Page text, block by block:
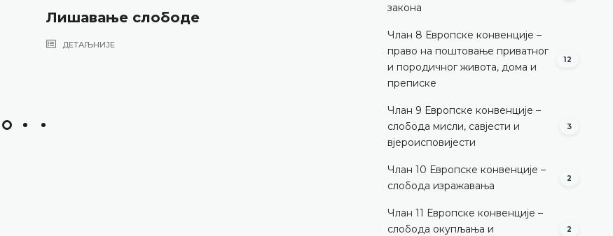
Лишавање слободе
ДЕТАЉНИЈЕ
закона
Члан 8 Европске конвенције –
право на поштовање приватног
и породичног живота, дома и
преписке
12
Члан 9 Европске конвенције –
слобода мисли, савјести и
вјероисповијести
3
Члан 10 Европске конвенције –
слобода изражавања
2
Члан 11 Европске конвенције –
слобода окупљања и
2